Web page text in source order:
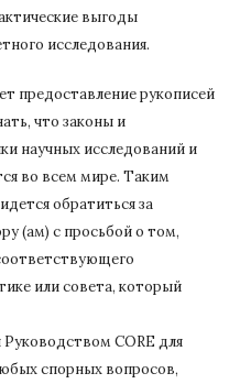
выгоды
исследования.
предоставление рукописей
что законы и
научных исследований и
во всем мире. Таким
обратиться за
(ам) с просьбой о том,
или совета, который
CORE для
спорных вопросов,